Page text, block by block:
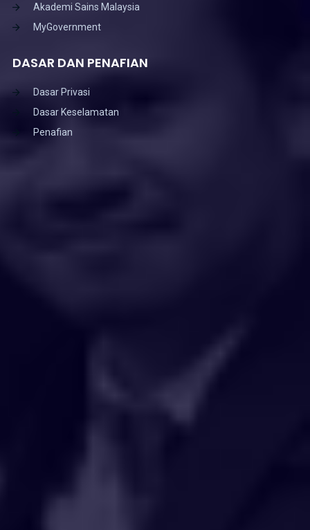
Akademi Sains Malaysia
MyGovernment
DASAR DAN PENAFIAN
Dasar Privasi
Dasar Keselamatan
Penafian